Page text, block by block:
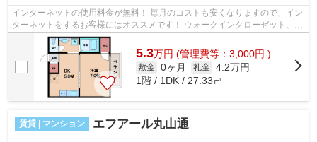
インターネットの使用料金が無料！ 毎月のコストも安くなりますので、イン
ターネットをするお客様にはオススメです！ ウォークインクローゼット、宅
配ボックス、浴室乾燥機等の人気の...
5.3万円 (管理費等：3,000円 )
敷金 0ヶ月 礼金 4.2万円
1階 / 1DK / 27.33㎡
賃貸 | マンション エフアール丸山通